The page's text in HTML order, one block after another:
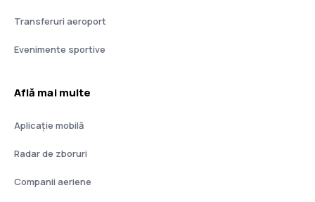
Transferuri aeroport
Evenimente sportive
Află mai multe
Aplicație mobilă
Radar de zboruri
Companii aeriene